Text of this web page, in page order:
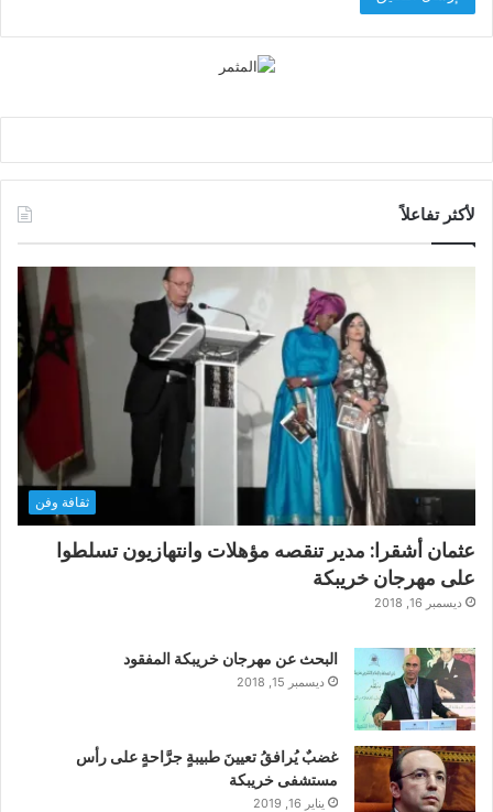
لأكثر تفاعلاً
ثقافة وفن
عثمان أشقرا: مدير تنقصه مؤهلات وانتهازيون تسلطوا
على مهرجان خريبكة
ديسمبر 16, 2018
البحث عن مهرجان خريبكة المفقود
ديسمبر 15, 2018
غضبٌ يُرافقُ تعيينَ طبيبةٍ جرَّاحةٍ على رأس
مستشفى خريبكة
يناير 16, 2019